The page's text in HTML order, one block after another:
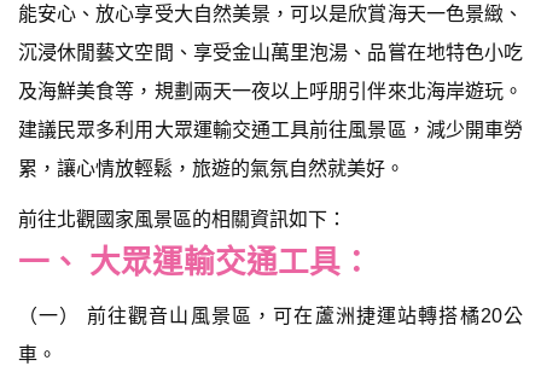
能安心、放心享受大自然美景，可以是欣賞海天一色景緻、
沉浸休閒藝文空間、享受金山萬里泡湯、品嘗在地特色小吃
及海鮮美食等，規劃兩天一夜以上呼朋引伴來北海岸遊玩。
建議民眾多利用大眾運輸交通工具前往風景區，減少開車勞
累，讓心情放輕鬆，旅遊的氣氛自然就美好。
前往北觀國家風景區的相關資訊如下：
一、 大眾運輸交通工具：
（一） 前往觀音山風景區，可在蘆洲捷運站轉搭橘20公
車。